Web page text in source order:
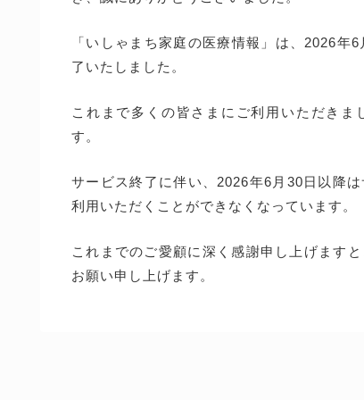
「いしゃまち家庭の医療情報」は、2026年
了いたしました。
これまで多くの皆さまにご利用いただきま
す。
サービス終了に伴い、2026年6月30日以降
利用いただくことができなくなっています。
これまでのご愛顧に深く感謝申し上げます
お願い申し上げます。